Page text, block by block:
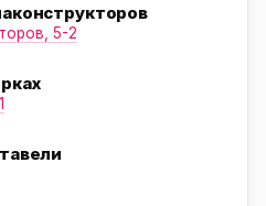
5-2